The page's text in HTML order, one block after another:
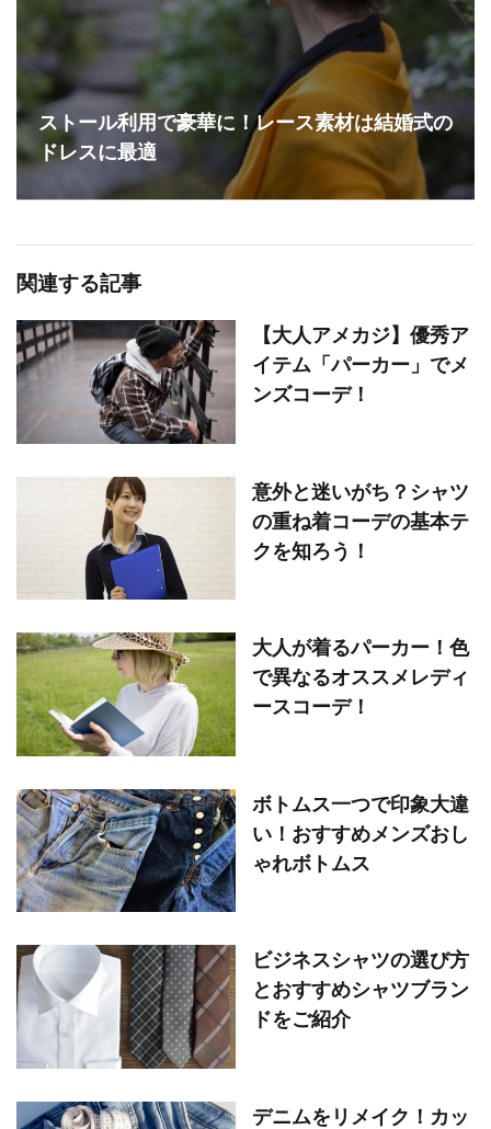
ストール利用で豪華に！レース素材は結婚式の
ドレスに最適
関連する記事
【大人アメカジ】優秀ア
イテム「パーカー」でメ
ンズコーデ！
意外と迷いがち？シャツ
の重ね着コーデの基本テ
クを知ろう！
大人が着るパーカー！色
で異なるオススメレディ
ースコーデ！
ボトムス一つで印象大違
い！おすすめメンズおし
ゃれボトムス
ビジネスシャツの選び方
とおすすめシャツブラン
ドをご紹介
デニムをリメイク！カッ